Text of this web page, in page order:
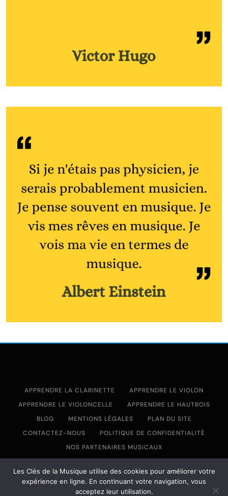
APPRENDRE LA CLARINETTE
APPRENDRE LE VIOLON
APPRENDRE LE VIOLONCELLE
APPRENDRE LE HAUTBOIS
BLOG
MENTIONS LÉGALES
PLAN DU SITE
CONTACTEZ-NOUS
POLITIQUE DE CONFIDENTIALITÉ
NOS PARTENAIRES MUSICAUX
Pubnews - Modern WordPress Theme 2026.Developed By
BlazeThemes
Les Clés de la Musique utilise des cookies pour améliorer votre
expérience en ligne. En continuant votre navigation, vous
acceptez leur utilisation.